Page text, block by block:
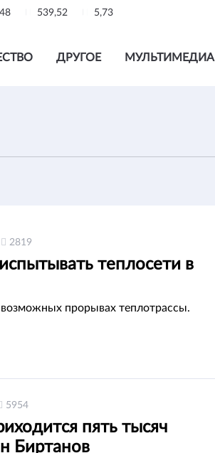
539,52 5,73
ДРУГОЕ МУЛЬТИМЕДИА
2819
теплосети в
прорывах теплотрассы.
5954
пять тысяч
Биртанов